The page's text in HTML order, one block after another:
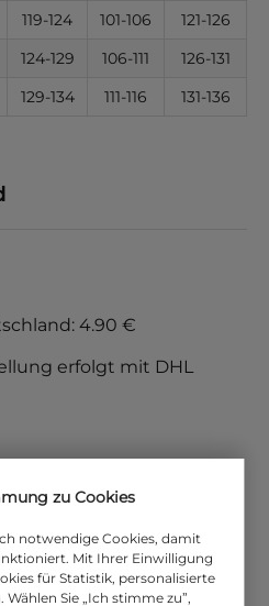
119-124 101-106
121-126
124-129 106-111
126-131
129-134 111-116 131-136
4.90 €
erfolgt mit DHL
Länder finden Sie
zu Cookies
notwendige Cookies, damit
Mit Ihrer Einwilligung
für Statistik, personalisierte
Sie „Ich stimme zu”,